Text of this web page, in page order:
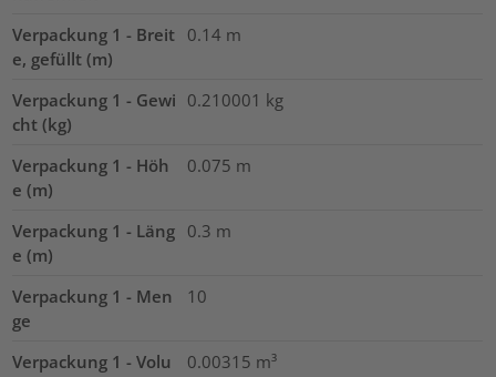
Verpackung 1 - Breit
e, gefüllt (m)
0.14 m
Verpackung 1 - Gewi
cht (kg)
0.210001 kg
Verpackung 1 - Höh
e (m)
0.075 m
Verpackung 1 - Läng
e (m)
0.3 m
Verpackung 1 - Men
ge
10
Verpackung 1 - Volu
0.00315 m³